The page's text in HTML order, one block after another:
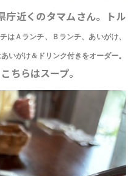
庁近くのタマムさん。トル
はＡランチ、Ｂランチ、あいがけ、
いがけ＆ドリンク付きをオーダー。
こちらはスープ。